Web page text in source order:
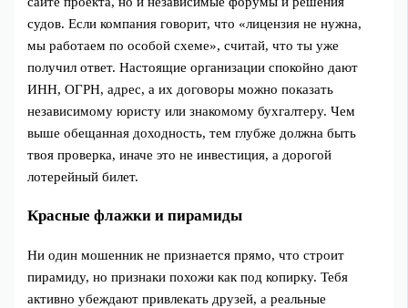
судов. Если компания говорит, что «лицензия не нужна,
мы работаем по особой схеме», считай, что ты уже
получил ответ. Настоящие организации спокойно дают
ИНН, ОГРН, адрес, а их договоры можно показать
независимому юристу или знакомому бухгалтеру. Чем
выше обещанная доходность, тем глубже должна быть
твоя проверка, иначе это не инвестиция, а дорогой
лотерейный билет.
Красные флажки и пирамиды
Ни один мошенник не признается прямо, что строит
пирамиду, но признаки похожи как под копирку. Тебя
активно убеждают привлекать друзей, а реальные